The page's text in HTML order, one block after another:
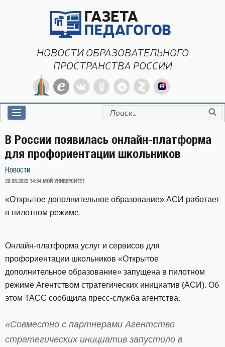
НОВОСТИ ОБРАЗОВАТЕЛЬНОГО
ПРОСТРАНСТВА РОССИИ
Искать:
В России появилась онлайн-платформа
для профориентации школьников
Новости
ОПУБЛИКОВАНО
29.08.2022 14:34 МОЙ УНИВЕРСИТЕТ
«Открытое дополнительное образование» АСИ работает
в пилотном режиме.
Онлайн-платформа услуг и сервисов для
профориентации школьников «Открытое
дополнительное образование» запущена в пилотном
режиме Агентством стратегических инициатив (АСИ). Об
этом ТАСС сообщила пресс-служба агентства.
«Совместно с партнерами Агентство
стратегических инициатив запустило в